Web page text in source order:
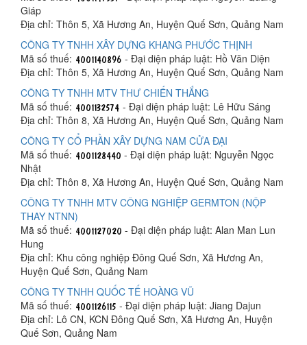
Giáp
Địa chỉ: Thôn 5, Xã Hương An, Huyện Quế Sơn, Quảng Nam
CÔNG TY TNHH XÂY DỰNG KHANG PHƯỚC THỊNH
Mã số thuế:
- Đại diện pháp luật: Hồ Văn Diện
Địa chỉ: Thôn 5, Xã Hương An, Huyện Quế Sơn, Quảng Nam
CÔNG TY TNHH MTV THƯ CHIẾN THẮNG
Mã số thuế:
- Đại diện pháp luật: Lê Hữu Sáng
Địa chỉ: Thôn 8, Xã Hương An, Huyện Quế Sơn, Quảng Nam
CÔNG TY CỔ PHẦN XÂY DỰNG NAM CỬA ĐẠI
Mã số thuế:
- Đại diện pháp luật: Nguyễn Ngọc
Nhật
Địa chỉ: Thôn 8, Xã Hương An, Huyện Quế Sơn, Quảng Nam
CÔNG TY TNHH MTV CÔNG NGHIỆP GERMTON (NỘP
THAY NTNN)
Mã số thuế:
- Đại diện pháp luật: Alan Man Lun
Hung
Địa chỉ: Khu công nghiệp Đông Quế Sơn, Xã Hương An,
Huyện Quế Sơn, Quảng Nam
CÔNG TY TNHH QUỐC TẾ HOÀNG VŨ
Mã số thuế:
- Đại diện pháp luật: Jiang Dajun
Địa chỉ: Lô CN, KCN Đông Quế Sơn, Xã Hương An, Huyện
Quế Sơn, Quảng Nam